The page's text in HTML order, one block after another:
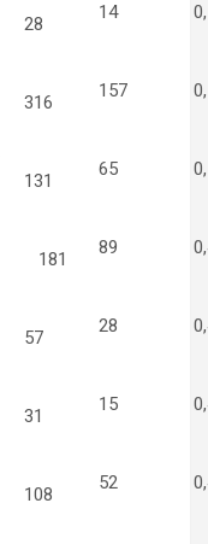
28
14
316
157
131
65
181
89
57
28
31
15
108
52